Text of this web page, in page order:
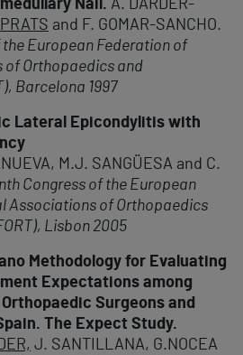
Nail. A. DARDER-
and F. GOMAR-SANCHO.
the European Federation of
Orthopaedics and
Barcelona 1997
Lateral Epicondylitis with
M.J. SANGÜESA and C.
Congress of the European
Associations of Orthopaedics
Lisbon 2005
Methodology for Evaluating
Expectations among
Surgeons and
The Expect Study.
J. SANTILLANA, G.NOCEA